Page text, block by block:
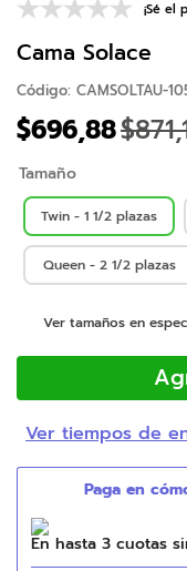
¡Sé el
Cama Solace
Código: CAMSOLTAU-
$696,88$871,
Tamaño
Twin - 1 1/2 plazas
Queen - 2 1/2 plazas
Ver tamaños en
Ver tiempos de
En hasta 3 cuotas
7 .
almohadas
8.
sofa cama
9.
natasha
10. camas